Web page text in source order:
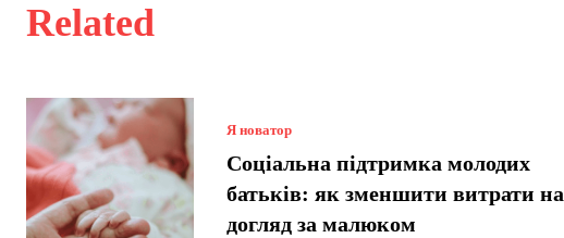
Related
Я новатор
Соціальна підтримка молодих
батьків: як зменшити витрати на
догляд за малюком